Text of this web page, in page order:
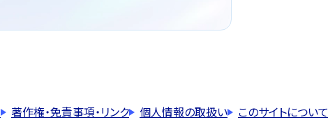
著作権・免責事項・リンク 個人情報の取扱い このサイトについて